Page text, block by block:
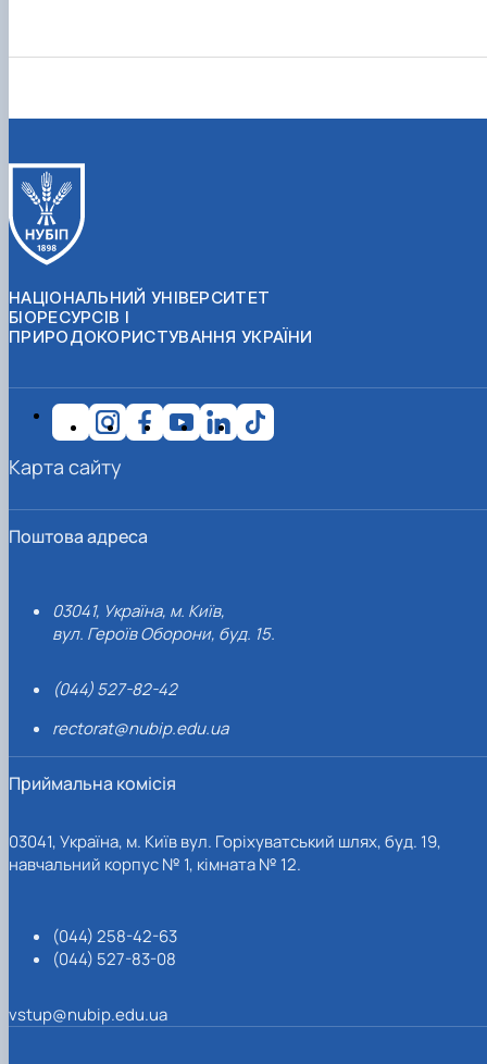
НАЦІОНАЛЬНИЙ УНІВЕРСИТЕТ
БІОРЕСУРСІВ І
ПРИРОДОКОРИСТУВАННЯ УКРАЇНИ
Поштова адреса
03041, Україна, м. Київ,
вул. Героїв Оборони, буд. 15.
(044) 527-82-42
rectorat@nubip.edu.ua
Приймальна комісія
03041, Україна, м. Київ вул. Горіхуватський шлях, буд. 19,
навчальний корпус № 1, кімната № 12.
(044) 258-42-63
(044) 527-83-08
vstup@nubip.edu.ua
Карта сайту